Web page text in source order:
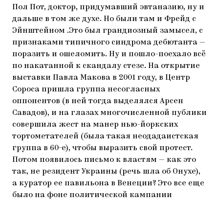
Пол Пот, доктор, придумавший эвтаназию, ну и
дальше в том же духе. Но были там и Фрейд с
Эйнштейном .Это был грандиозный замысел, с
признаками типичного синдрома дебютанта —
поразить и ошеломить. Ну и пошло-поехало всё
по накатанной к скандалу стезе. На открытие
выставки Павла Макова в 2001 году, в Центр
Сороса пришла группа несогласных
оппонентов (в ней тогда выделялся Арсен
Савадов), и на глазах многочисленной публики
совершила жест на манер нью-йоркских
тортометателей (была такая неодадаистская
группа в 60-е), чтобы выразить свой протест.
Потом появилось письмо к властям — как это
так, не резидент Украины (речь шла об Онухе),
а куратор ее павильона в Венеции? Это все еще
было на фоне политической кампании